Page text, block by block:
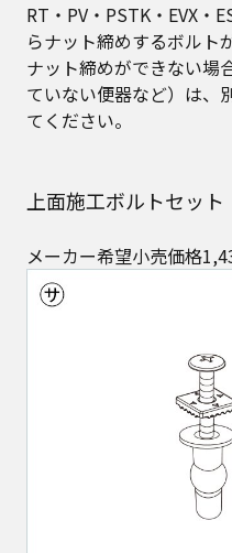
RT・PV・PSTK・EVX・
らナット締めするボル
ナット締めができない場
ていない便器など）は、
てください。
上面施工ボルトセッ
メーカー希望小売価格